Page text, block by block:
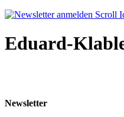
Eduard-
Newsletter